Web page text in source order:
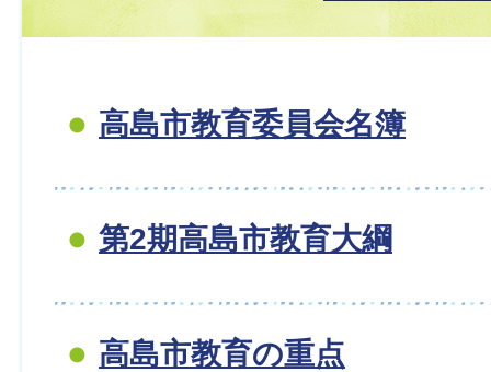
高島市教育委員会名簿
第2期高島市教育大綱
高島市教育の重点